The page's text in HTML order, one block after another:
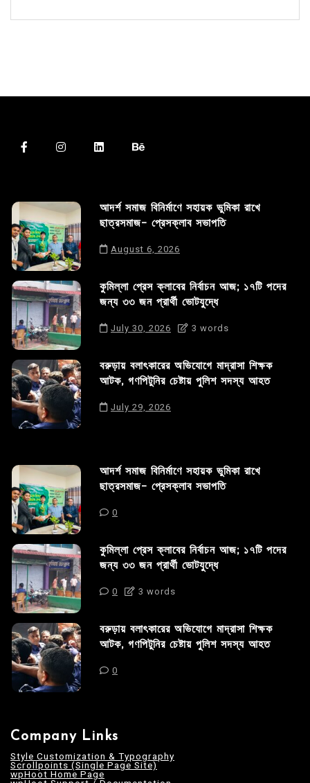
আদর্শ সমাজ বিনির্মাণে সহায়ক ভুমিকা রাখে
ছাত্রসমাজ- প্রেসক্লাব সভাপতি
August 6, 2026
কুমিল্লা প্রেস ক্লাবের নির্বাচন আজ; ১৭টি পদের
জন্য ৩৩ জন প্রার্থী ভোটযুদ্ধে
July 30, 2026 3 words
বরুড়ায় বলাৎকারের অভিযোগে মাদ্রাসা শিক্ষক
আটক, গণপিটুনির চেষ্টায় পুলিশ সদস্য আহত
July 29, 2026
আদর্শ সমাজ বিনির্মাণে সহায়ক ভুমিকা রাখে
ছাত্রসমাজ- প্রেসক্লাব সভাপতি
0
কুমিল্লা প্রেস ক্লাবের নির্বাচন আজ; ১৭টি পদের
জন্য ৩৩ জন প্রার্থী ভোটযুদ্ধে
0 3 words
বরুড়ায় বলাৎকারের অভিযোগে মাদ্রাসা শিক্ষক
আটক, গণপিটুনির চেষ্টায় পুলিশ সদস্য আহত
0
Company Links
Style Customization & Typography
Scrollpoints (Single Page Site)
wpHoot Home Page